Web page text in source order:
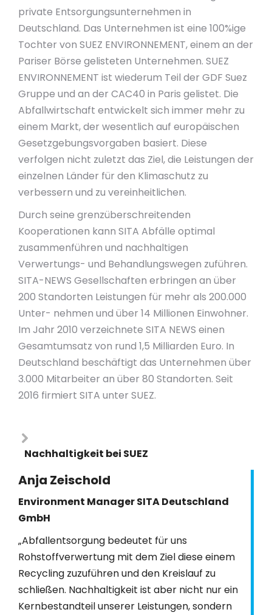
private Entsorgungsunternehmen in
Deutschland. Das Unternehmen ist eine 100%ige
Tochter von SUEZ ENVIRONNEMENT, einem an der
Pariser Börse gelisteten Unternehmen. SUEZ
ENVIRONNEMENT ist wiederum Teil der GDF Suez
Gruppe und an der CAC40 in Paris gelistet. Die
Abfallwirtschaft entwickelt sich immer mehr zu
einem Markt, der wesentlich auf europäischen
Gesetzgebungsvorgaben basiert. Diese
verfolgen nicht zuletzt das Ziel, die Leistungen der
einzelnen Länder für den Klimaschutz zu
verbessern und zu vereinheitlichen.
Durch seine grenzüberschreitenden
Kooperationen kann SITA Abfälle optimal
zusammenführen und nachhaltigen
Verwertungs- und Behandlungswegen zuführen.
SITA-NEWS Gesellschaften erbringen an über
200 Standorten Leistungen für mehr als 200.000
Unter- nehmen und über 14 Millionen Einwohner.
Im Jahr 2010 verzeichnete SITA NEWS einen
Gesamtumsatz von rund 1,5 Milliarden Euro. In
Deutschland beschäftigt das Unternehmen über
3.000 Mitarbeiter an über 80 Standorten. Seit
2016 firmiert SITA unter SUEZ.
Nachhaltigkeit bei SUEZ
Anja Zeischold
Environment Manager SITA Deutschland
GmbH
„Abfallentsorgung bedeutet für uns
Rohstoffverwertung mit dem Ziel diese einem
Recycling zuzuführen und den Kreislauf zu
schließen. Nachhaltigkeit ist aber nicht nur ein
Kernbestandteil unserer Leistungen, sondern